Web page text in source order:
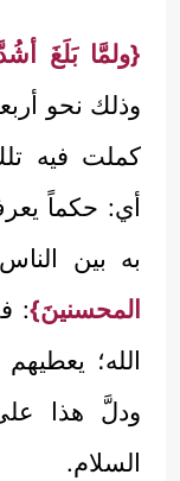
{ولمَّا بَلَغَ
وذلك نحو
كملت فيه
أي: حكماً
به بين
المحسنينَ}:
الله؛
ودلَّ هذا
السلام.